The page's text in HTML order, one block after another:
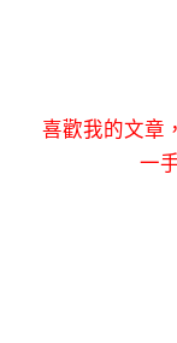
喜歡我的文章
一